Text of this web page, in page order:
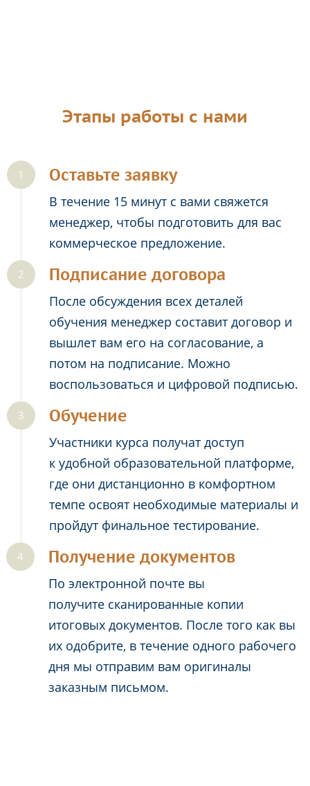
Этапы работы с нами
Оставьте заявку
В течение 15 минут с вами свяжется
менеджер, чтобы подготовить для вас
коммерческое предложение.
Подписание договора
После обсуждения всех деталей
обучения менеджер составит договор и
вышлет вам его на согласование, а
потом на подписание. Можно
воспользоваться и цифровой подписью.
Обучение
Участники курса получат доступ
к удобной образовательной платформе,
где они дистанционно в комфортном
темпе освоят необходимые материалы и
пройдут финальное тестирование.
Получение документов
По электронной почте вы
получите сканированные копии
итоговых документов. После того как вы
их одобрите, в течение одного рабочего
дня мы отправим вам оригиналы
заказным письмом.